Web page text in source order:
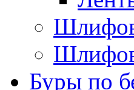
Буры по